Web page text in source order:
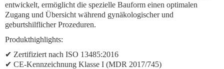
entwickelt, ermöglicht die spezielle Bauform einen optimalen
Zugang und Übersicht während gynäkologischer und
geburtshilflicher Prozeduren.
Produkthighlights:
✔ Zertifiziert nach ISO 13485:2016
✔ CE-Kennzeichnung Klasse I (MDR 2017/745)